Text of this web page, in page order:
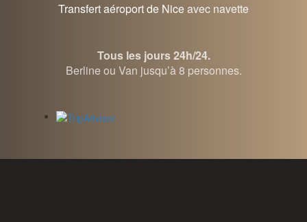
Transfert aéroport de Niceavec navette
Tous les jours 24h/24.
Berline ou Van jusqu’à 8 personnes.